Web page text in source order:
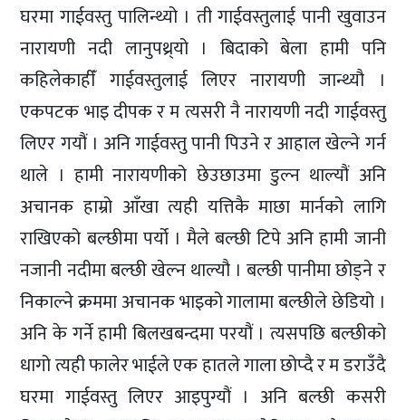
घरमा गाईवस्तु पालिन्थ्यो । ती गाईवस्तुलाई पानी खुवाउन
नारायणी नदी लानुपथ्र्यो । बिदाको बेला हामी पनि
कहिलेकाहीँ गाईवस्तुलाई लिएर नारायणी जान्थ्यौ ।
एकपटक भाइ दीपक र म त्यसरी नै नारायणी नदी गाईवस्तु
लिएर गयौं । अनि गाईवस्तु पानी पिउने र आहाल खेल्ने गर्न
थाले । हामी नारायणीको छेउछाउमा डुल्न थाल्यौं अनि
अचानक हाम्रो आँखा त्यही यत्तिकै माछा मार्नको लागि
राखिएको बल्छीमा पर्यो । मैले बल्छी टिपे अनि हामी जानी
नजानी नदीमा बल्छी खेल्न थाल्यौ । बल्छी पानीमा छोड्ने र
निकाल्ने क्रममा अचानक भाइको गालामा बल्छीले छेडियो ।
अनि के गर्ने हामी बिलखबन्दमा परयौं । त्यसपछि बल्छीको
धागो त्यही फालेर भाईले एक हातले गाला छोप्दै र म डराउँदै
घरमा गाईवस्तु लिएर आइपुग्यौं । अनि बल्छी कसरी